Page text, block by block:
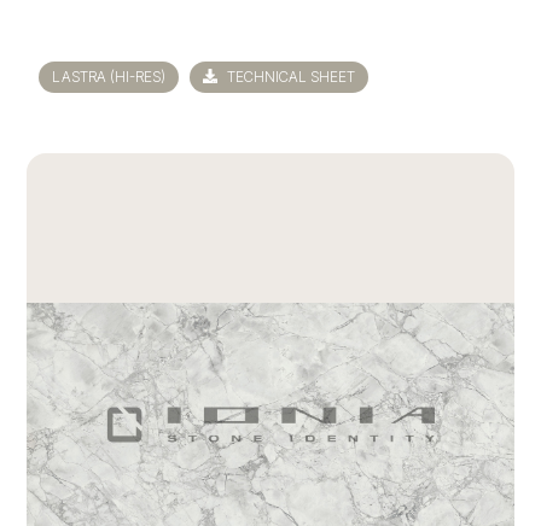
LASTRA (HI-RES) TECHNICAL SHEET